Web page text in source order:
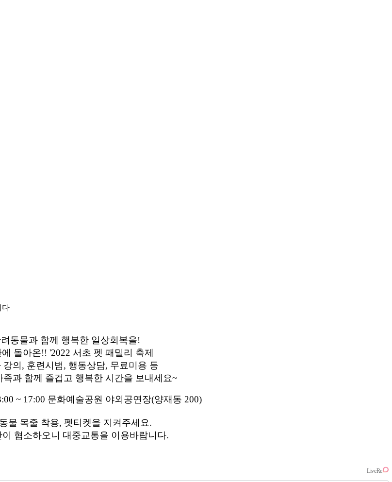
다
려동물과 함께 행복한 일상회복을!
돌아온!! '2022 서초 펫 패밀리 축제
강의, 훈련시범, 행동상담, 무료미용 등
족과 함께 즐겁고 행복한 시간을 보내세요~
~ 17:00 문화예술공원 야외공연장(양재동 200)
물 목줄 착용, 펫티켓을 지켜주세요.
이 협소하오니 대중교통을 이용바랍니다.